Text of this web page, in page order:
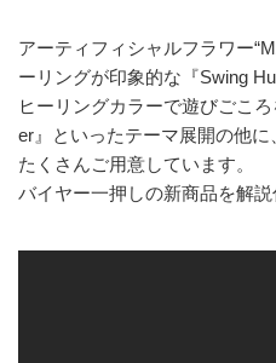
アーティフィシャルフラワー
ーリングが印象的な『Swing
ヒーリングカラーで遊びごこ
er』といったテーマ展開の他
たくさんご用意しています。
バイヤー一押しの新商品を解説